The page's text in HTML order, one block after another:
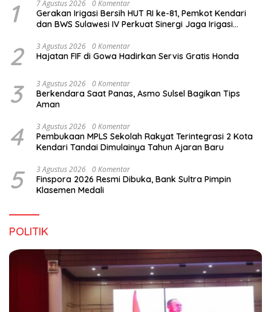
1 7 Agustus 2026 0 Komentar
Gerakan Irigasi Bersih HUT RI ke-81, Pemkot Kendari
dan BWS Sulawesi IV Perkuat Sinergi Jaga Irigasi
2 3 Agustus 2026 0 Komentar
Hajatan FIF di Gowa Hadirkan Servis Gratis Honda
3 3 Agustus 2026 0 Komentar
Berkendara Saat Panas, Asmo Sulsel Bagikan Tips
Aman
4 3 Agustus 2026 0 Komentar
Pembukaan MPLS Sekolah Rakyat Terintegrasi 2 Kota
Kendari Tandai Dimulainya Tahun Ajaran Baru
5 3 Agustus 2026 0 Komentar
Finspora 2026 Resmi Dibuka, Bank Sultra Pimpin
Klasemen Medali
POLITIK